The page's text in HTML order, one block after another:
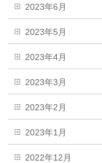
2023年6月
2023年5月
2023年4月
2023年3月
2023年2月
2023年1月
2022年12月